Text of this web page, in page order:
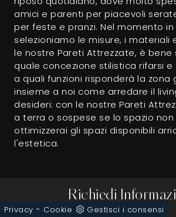
amici e parenti per piacevoli
per feste e pranzi. Nel momento in
selezioniamo le misure, i materiali
le nostre Pareti Attrezzate, è bene
quale concezione stilistica rifarsi
a quali funzioni risponderà la zona
insieme a noi come arredare il
desideri: con le nostre Pareti
a terra o sospese se lo spazio
ottimizzerai gli spazi disponibili
l'estetica.
Richiedi
Privacy - Cookie Gestisci i consensi